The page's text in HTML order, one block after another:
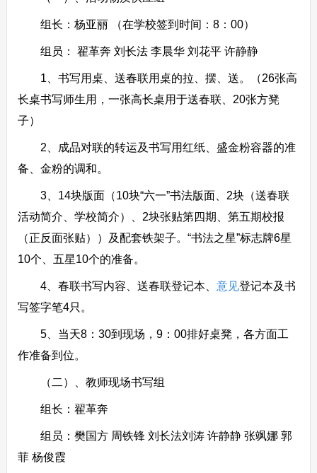
组长：杨亚丽 （在学校签到时间：8：00）
组员： 翟革奔 刘长法 李晨华 刘花平 许静静
1、书写用桌、送春联用桌的拉、摆、送。（26张高
长桌书写师生用，一张高长桌用于送春联、20张方凳
子）
2、成品对联的转运及书写用红纸、盛金粉容器的准
备、金粉的调和。
3、14块版面（10块“六一”书法版面、2块（送春联
活动简介、学校简介）、2块张贴第四期、第五期校报
（正反面张贴））及配套铁架子。“书法之星”标志牌6星
10个、五星10个的准备。
4、春联书写内容、送春联登记本、 意见登记本及书
写签字笔4只。
5、当天8：30到现场，9：00排好桌凳，各方面工
作准备到位。
（二）、教师现场书写组
组长：翟革奔
组员：樊国方 周铁锋 刘长法刘涛 许静静 张飒娜 郭
菲 杨俊霞